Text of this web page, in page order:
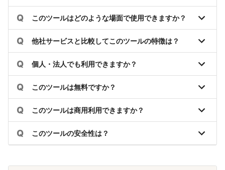
Q このツールはどのような場面で使用できますか？
Q 他社サービスと比較してこのツールの特徴は？
Q 個人・法人でも利用できますか？
Q このツールは無料ですか？
Q このツールは商用利用できますか？
Q このツールの安全性は？